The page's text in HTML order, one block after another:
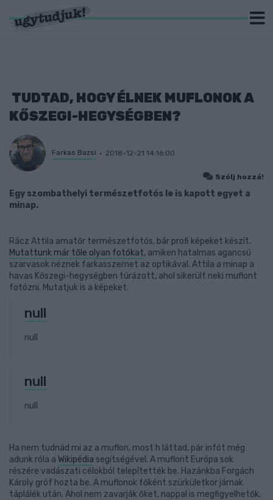
TUDTAD, HOGY ÉLNEK MUFLONOK A
KŐSZEGI-HEGYSÉGBEN?
Farkas Bazsi 2018-12-21 14:16:00
Szólj hozzá!
Egy szombathelyi természetfotós le is kapott egyet a
minap.
Rácz Attila amatőr természetfotós, bár profi képeket készít.
Mutattunk már tőle olyan fotókat, amiken hatalmas agancsú
szarvasok néznek farkasszemet az optikával. Attila a minap a
havas Kőszegi-hegységben túrázott, ahol sikerült neki muflont
fotózni. Mutatjuk is a képeket.
null
null
null
null
Ha nem tudnád mi az a muflon, most h láttad, pár infót még
adunk róla a Wikipédia segítségével. A muflont Európa sok
részére vadászati célokból telepítették be. Hazánkba Forgách
Károly gróf hozta be. A muflonok főként szürkületkor járnak
táplálék után. Ahol nem zavarják őket, nappal is megfigyelhetők.